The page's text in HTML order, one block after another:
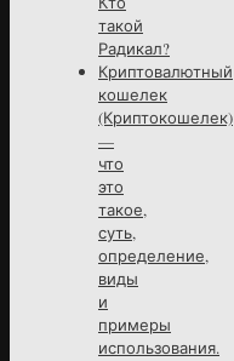
такой
Радикал?
Криптовалютный
кошелек
(Криптокошелек)
—
что
это
такое,
суть,
определение,
виды
и
примеры
использования.